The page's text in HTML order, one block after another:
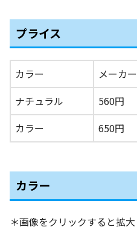
プライス
カラー メーカ
ナチュラル
560円
カラー
650円
カラー
＊画像をクリックすると拡大